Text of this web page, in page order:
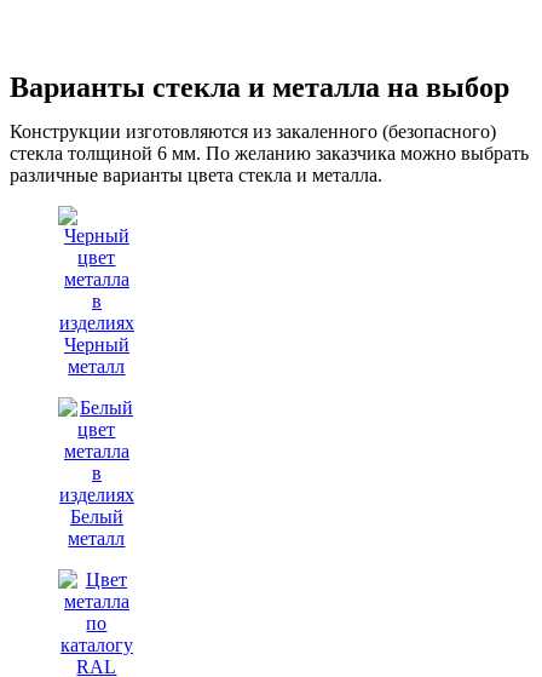
Варианты стекла и металла на выбор
Конструкции изготовляются из закаленного (безопасного)
стекла толщиной 6 мм. По желанию заказчика можно выбрать
различные варианты цвета стекла и металла.
Черный
металл
Белый
металл